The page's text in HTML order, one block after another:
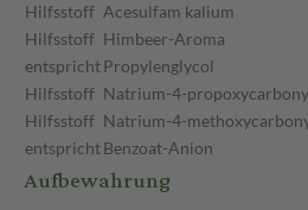
Hilfsstoff Acesulfam kalium
Hilfsstoff Himbeer-Aroma
entsprichtPropylenglycol
Hilfsstoff Natrium-4-
Hilfsstoff Natrium-4-
entsprichtBenzoat-Anion
Aufbewahrung